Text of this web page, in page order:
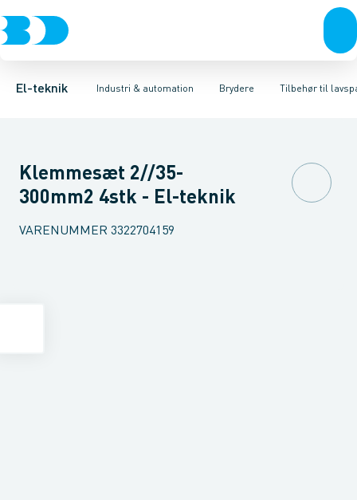
El-teknik Industri & automation
Afbrydere, stikkontakter & lampeudtagForgreningsmateriel
Brydere
Industristiksystemer Frekvensomformere og softstartere
Tilbehør til
Motorbetjening for effektafbryder Ombygningssæt til
Klemmesæt 2//35-
300mm2 4stk - El-teknik
VARENUMMER 3322704159